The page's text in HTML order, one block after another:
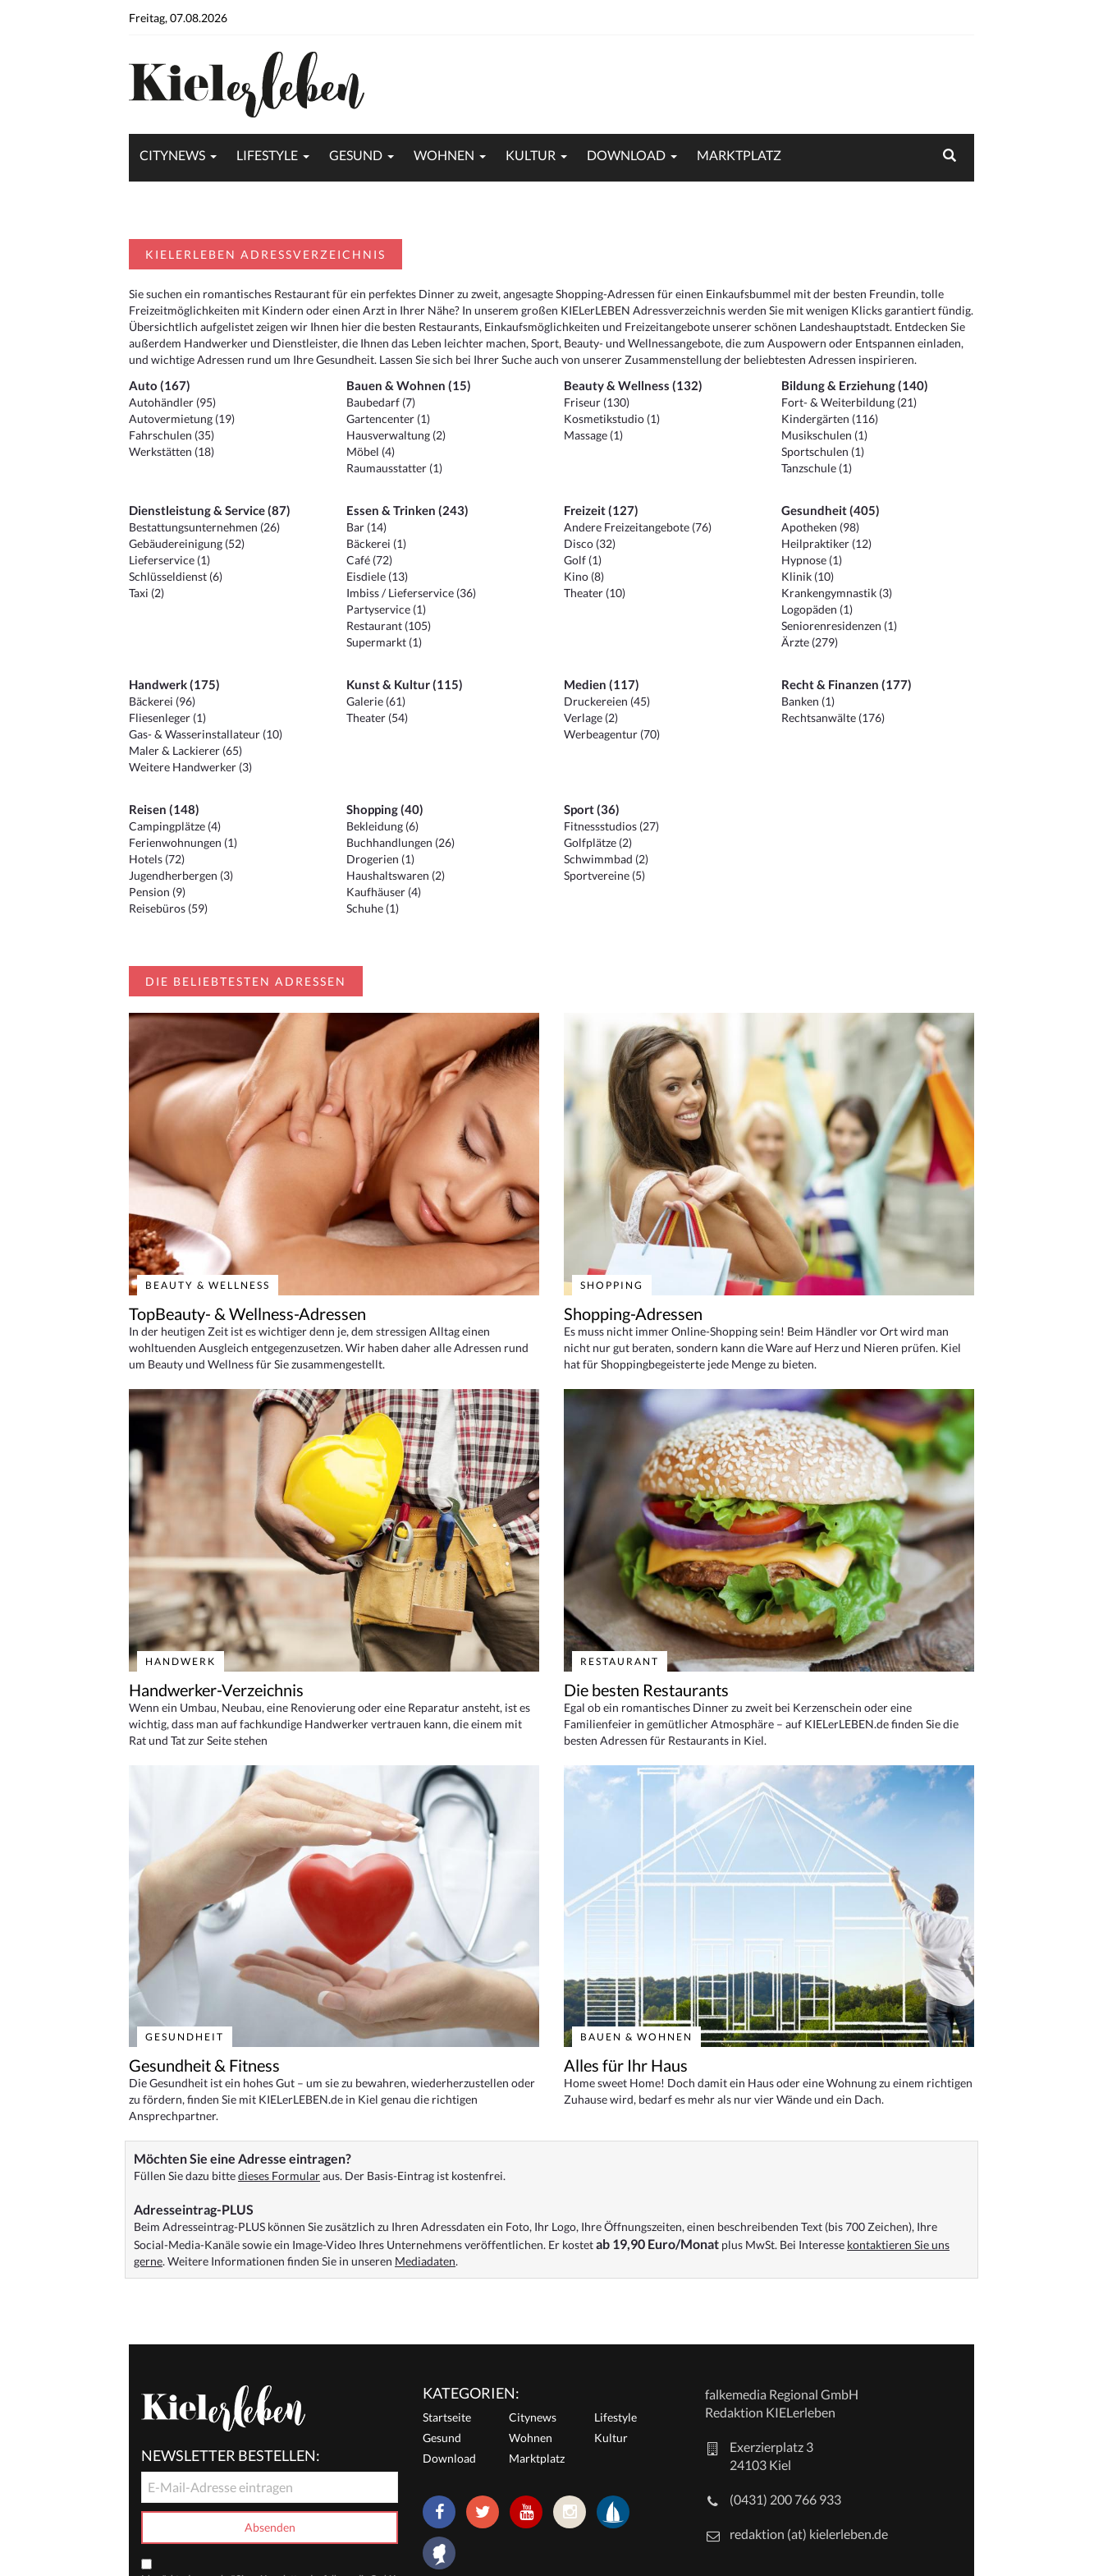
Freitag, 07.08.2026
CITYNEWS LIFESTYLE GESUND WOHNEN KULTUR DOWNLOAD MARKTPLATZ
KIELERLEBEN ADRESSVERZEICHNIS
Sie suchen ein romantisches Restaurant für ein perfektes Dinner zu zweit, angesagte Shopping-Adressen für einen Einkaufsbummel mit der besten Freundin, tolle
Freizeitmöglichkeiten mit Kindern oder einen Arzt in Ihrer Nähe? In unserem großen KIELerLEBEN Adressverzeichnis werden Sie mit wenigen Klicks garantiert fündig.
Übersichtlich aufgelistet zeigen wir Ihnen hier die besten Restaurants, Einkaufsmöglichkeiten und Freizeitangebote unserer schönen Landeshauptstadt. Entdecken Sie
außerdem Handwerker und Dienstleister, die Ihnen das Leben leichter machen, Sport, Beauty- und Wellnessangebote, die zum Auspowern oder Entspannen einladen,
und wichtige Adressen rund um Ihre Gesundheit. Lassen Sie sich bei Ihrer Suche auch von unserer Zusammenstellung der beliebtesten Adressen inspirieren.
Auto (167)
Autohändler (95)
Autovermietung (19)
Fahrschulen (35)
Werkstätten (18)
Bauen & Wohnen (15)
Baubedarf (7)
Gartencenter (1)
Hausverwaltung (2)
Möbel (4)
Raumausstatter (1)
Beauty & Wellness (132)
Friseur (130)
Kosmetikstudio (1)
Massage (1)
Bildung & Erziehung (140)
Fort- & Weiterbildung (21)
Kindergärten (116)
Musikschulen (1)
Sportschulen (1)
Tanzschule (1)
Dienstleistung & Service (87)
Bestattungsunternehmen (26)
Gebäudereinigung (52)
Lieferservice (1)
Schlüsseldienst (6)
Taxi (2)
Essen & Trinken (243)
Bar (14)
Bäckerei (1)
Café (72)
Eisdiele (13)
Imbiss / Lieferservice (36)
Partyservice (1)
Restaurant (105)
Supermarkt (1)
Freizeit (127)
Andere Freizeitangebote (76)
Disco (32)
Golf (1)
Kino (8)
Theater (10)
Gesundheit (405)
Apotheken (98)
Heilpraktiker (12)
Hypnose (1)
Klinik (10)
Krankengymnastik (3)
Logopäden (1)
Seniorenresidenzen (1)
Ärzte (279)
Handwerk (175)
Bäckerei (96)
Fliesenleger (1)
Gas- & Wasserinstallateur (10)
Maler & Lackierer (65)
Weitere Handwerker (3)
Kunst & Kultur (115)
Galerie (61)
Theater (54)
Medien (117)
Druckereien (45)
Verlage (2)
Werbeagentur (70)
Recht & Finanzen (177)
Banken (1)
Rechtsanwälte (176)
Reisen (148)
Campingplätze (4)
Ferienwohnungen (1)
Hotels (72)
Jugendherbergen (3)
Pension (9)
Reisebüros (59)
Shopping (40)
Bekleidung (6)
Buchhandlungen (26)
Drogerien (1)
Haushaltswaren (2)
Kaufhäuser (4)
Schuhe (1)
Sport (36)
Fitnessstudios (27)
Golfplätze (2)
Schwimmbad (2)
Sportvereine (5)
DIE BELIEBTESTEN ADRESSEN
BEAUTY & WELLNESS
TopBeauty- & Wellness-Adressen
In der heutigen Zeit ist es wichtiger denn je, dem stressigen Alltag einen
wohltuenden Ausgleich entgegenzusetzen. Wir haben daher alle Adressen rund
um Beauty und Wellness für Sie zusammengestellt.
SHOPPING
Shopping-Adressen
Es muss nicht immer Online-Shopping sein! Beim Händler vor Ort wird man
nicht nur gut beraten, sondern kann die Ware auf Herz und Nieren prüfen. Kiel
hat für Shoppingbegeisterte jede Menge zu bieten.
HANDWERK
Handwerker-Verzeichnis
Wenn ein Umbau, Neubau, eine Renovierung oder eine Reparatur ansteht, ist es
wichtig, dass man auf fachkundige Handwerker vertrauen kann, die einem mit
Rat und Tat zur Seite stehen
RESTAURANT
Die besten Restaurants
Egal ob ein romantisches Dinner zu zweit bei Kerzenschein oder eine
Familienfeier in gemütlicher Atmosphäre – auf KIELerLEBEN.de finden Sie die
besten Adressen für Restaurants in Kiel.
GESUNDHEIT
Gesundheit & Fitness
Die Gesundheit ist ein hohes Gut – um sie zu bewahren, wiederherzustellen oder
zu fördern, finden Sie mit KIELerLEBEN.de in Kiel genau die richtigen
Ansprechpartner.
BAUEN & WOHNEN
Alles für Ihr Haus
Home sweet Home! Doch damit ein Haus oder eine Wohnung zu einem richtigen
Zuhause wird, bedarf es mehr als nur vier Wände und ein Dach.
Möchten Sie eine Adresse eintragen?
Füllen Sie dazu bittedieses Formularaus. Der Basis-Eintrag ist kostenfrei.
Adresseintrag-PLUS
Beim Adresseintrag-PLUS können Sie zusätzlich zu Ihren Adressdaten ein Foto, Ihr Logo, Ihre Öffnungszeiten, einen beschreibenden Text (bis 700 Zeichen), Ihre
Social-Media-Kanäle sowie ein Image-Video Ihres Unternehmens veröffentlichen. Er kostetab 19,90 Euro/Monat plus MwSt. Bei Interesse kontaktieren Sie uns
gerne. Weitere Informationen finden Sie in unseren Mediadaten.
NEWSLETTER BESTELLEN:
KATEGORIEN:
Startseite Citynews
Lifestyle
Gesund
Wohnen
Kultur
Download
Marktplatz
falkemedia Regional GmbH
Redaktion KIELerleben
Exerzierplatz 3
24103 Kiel
(0431) 200 766 933
redaktion (at) kielerleben.de